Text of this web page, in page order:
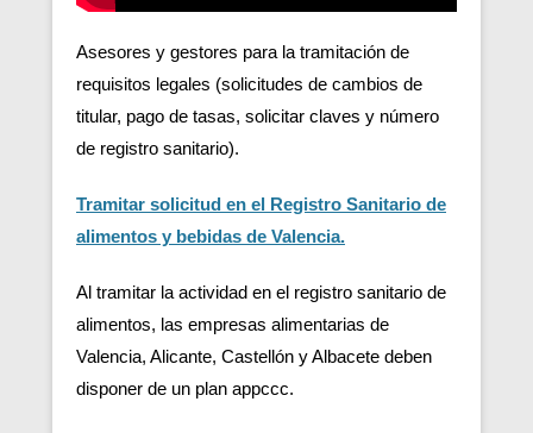
Asesores y gestores para la tramitación de
requisitos legales (solicitudes de cambios de
titular, pago de tasas, solicitar claves y número
de registro sanitario).
Tramitar solicitud en el Registro Sanitario de
alimentos y bebidas de Valencia.
Al tramitar la actividad en el registro sanitario de
alimentos, las empresas alimentarias de
Valencia, Alicante, Castellón y Albacete deben
disponer de un plan appccc.